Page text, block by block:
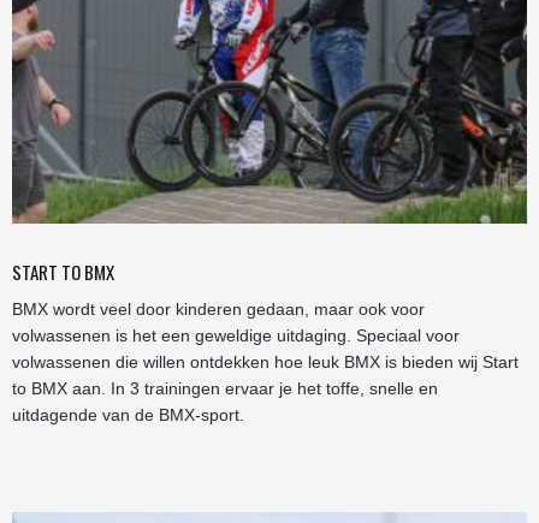
START TO BMX
BMX wordt veel door kinderen gedaan, maar ook voor
volwassenen is het een geweldige uitdaging. Speciaal voor
volwassenen die willen ontdekken hoe leuk BMX is bieden wij Start
to BMX aan. In 3 trainingen ervaar je het toffe, snelle en
uitdagende van de BMX-sport.